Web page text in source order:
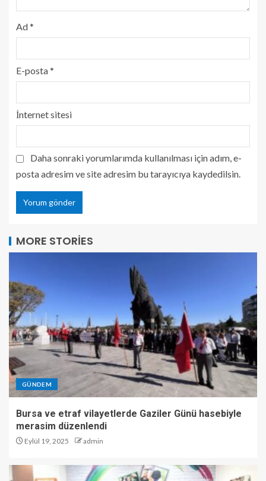
Ad*
E-posta*
İnternet sitesi
Daha sonraki yorumlarımda kullanılması için adım, e-
posta adresim ve site adresim bu tarayıcıya kaydedilsin.
MORE STORIES
GÜNDEM
Bursa ve etraf vilayetlerde Gaziler Günü hasebiyle
merasim düzenlendi
Eylül 19, 2025 admin